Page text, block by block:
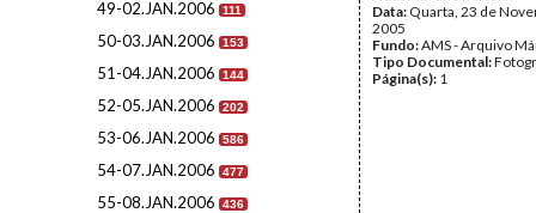
49-02.JAN.2006 111
50-03.JAN.2006 153
51-04.JAN.2006 144
52-05.JAN.2006 202
53-06.JAN.2006 586
54-07.JAN.2006 477
55-08.JAN.2006 436
Data: Quarta, 23 de
2005
Fundo:AMS - Arquivo
Tipo Documental:
Página(s): 1